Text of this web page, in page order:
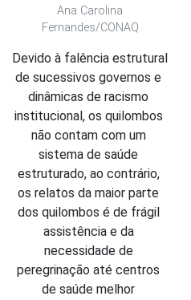
Ana Carolina
Fernandes/CONAQ
Devido à falência estrutural
de sucessivos governos e
dinâmicas de racismo
institucional, os quilombos
não contam com um
sistema de saúde
estruturado, ao contrário,
os relatos da maior parte
dos quilombos é de frágil
assistência e da
necessidade de
peregrinação até centros
de saúde melhor